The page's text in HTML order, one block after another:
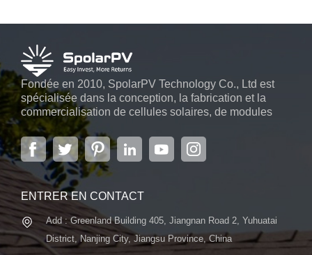
solutions solaires de haute
Fondée en 2010, SpolarPV Technology Co., Ltd est
spécialisée dans la conception, la fabrication et la
commercialisation de cellules solaires, de modules
solaires et de systèmes d'énergie solaire. L'entreprise,
située dans la capitale de la province du Jiangsu, à
Nanjing, s'étendant sur 6 000 m2, dispose de
systèmes automatiques avancés...
ENTRER EN CONTACT
Add : Greenland Building 405, Jiangnan Road 2, Yuhuatai
District, Nanjing City, Jiangsu Province, China